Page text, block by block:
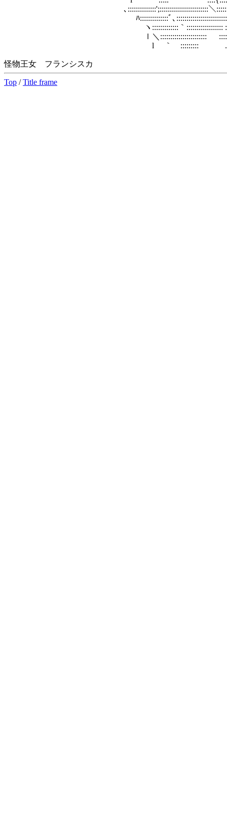
､::::::::::::::';::::::::::::::::::::::::＼
ﾊ::::::::::::::ﾞ､::::::::::::::::::::::::::｀
ヽ:::::::::::::｀:::::::::::::::::: ::::::l_
ｌ＼:::::::::::::::::::::::
l ｀ ::::::::: .::::ｌ
怪物王女 フランシスカ
Top /Title frame